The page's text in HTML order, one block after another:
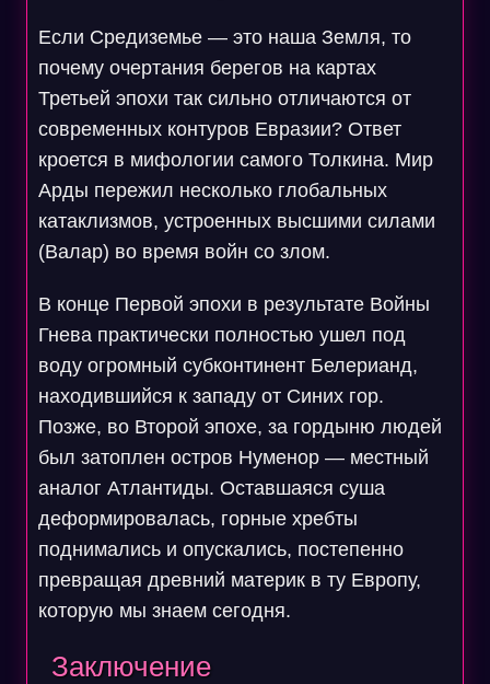
Если Средиземье — это наша Земля, то
почему очертания берегов на картах
Третьей эпохи так сильно отличаются от
современных контуров Евразии? Ответ
кроется в мифологии самого Толкина. Мир
Арды пережил несколько глобальных
катаклизмов, устроенных высшими силами
(Валар) во время войн со злом.
В конце Первой эпохи в результате Войны
Гнева практически полностью ушел под
воду огромный субконтинент Белерианд,
находившийся к западу от Синих гор.
Позже, во Второй эпохе, за гордыню людей
был затоплен остров Нуменор — местный
аналог Атлантиды. Оставшаяся суша
деформировалась, горные хребты
поднимались и опускались, постепенно
превращая древний материк в ту Европу,
которую мы знаем сегодня.
Заключение